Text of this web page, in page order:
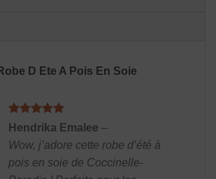
D Ete A Pois En Soie
Note5sur
Hendrika Emalee –
Wow, j’adore cette robe d’été à
pois en soie de Coccinelle-